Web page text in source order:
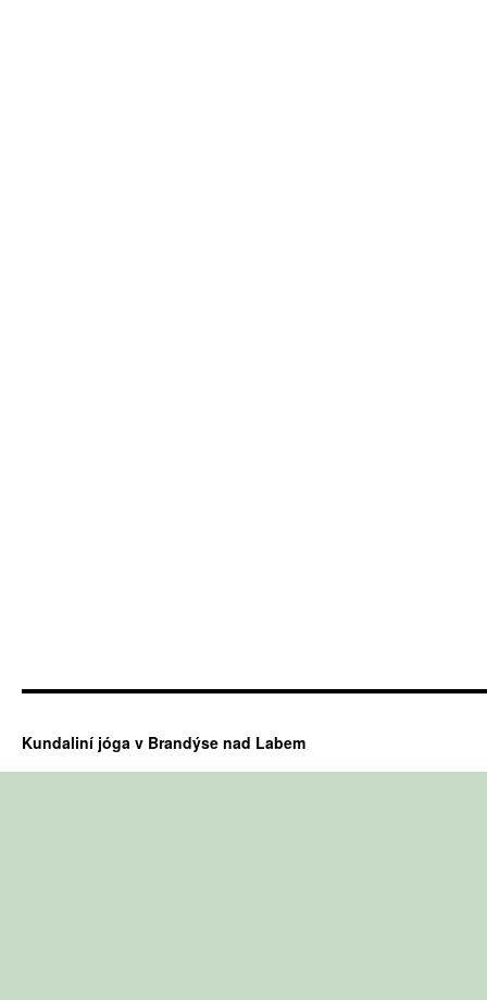
Kundaliní jóga v Brandýse nad Labem